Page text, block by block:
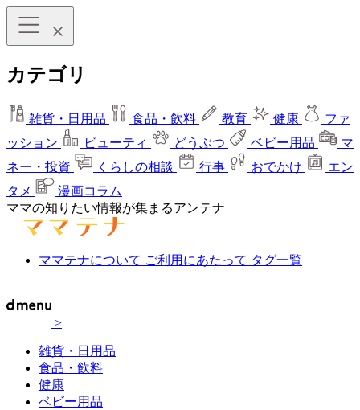
カテゴリ
雑貨・日用品 食品・飲料 教育 健康
ファ
ッション
ビューティ どうぶつ ベビー用品
マ
ネー・投資
くらしの相談 行事 おでかけ
エン
タメ
漫画コラム
ママの知りたい情報が集まるアンテナ
ママテナについて ご利用にあたって タグ一覧
>
雑貨・日用品
食品・飲料
健康
ベビー用品